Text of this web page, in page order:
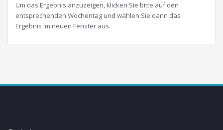
Um das Ergebnis anzuzeigen, klicken Sie bitte auf den
entsprechenden Wochentag und wählen Sie dann das
Ergebnis im neuen Fenster aus.